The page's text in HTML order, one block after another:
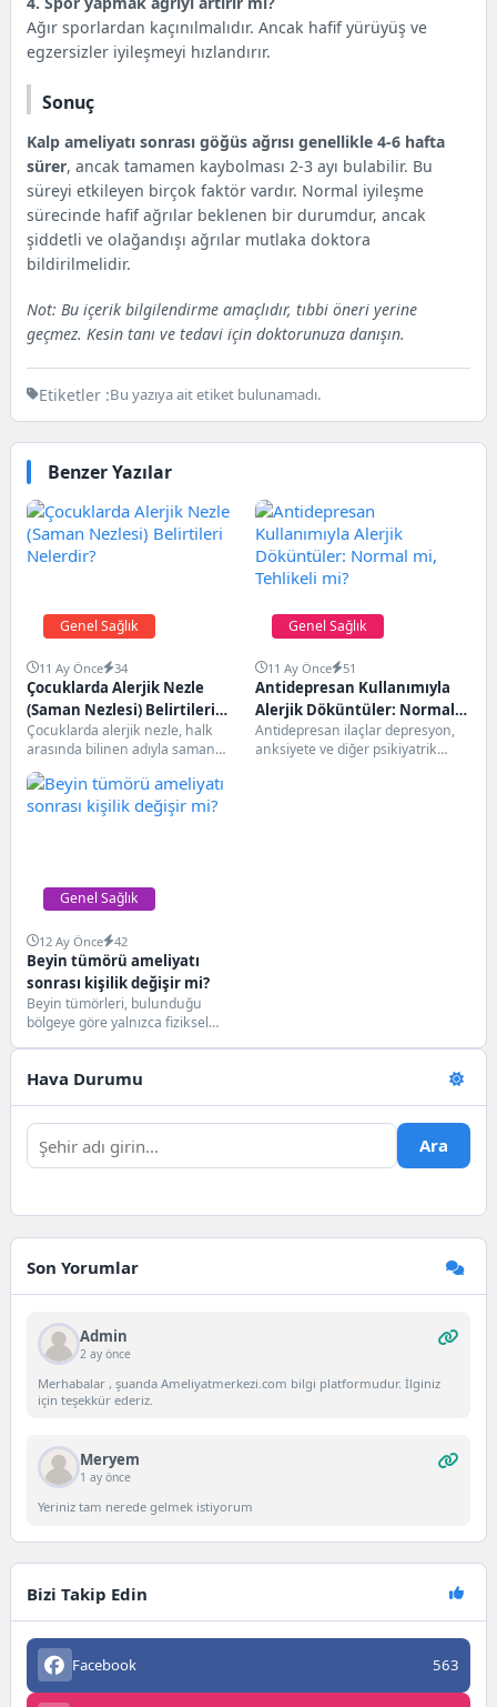
Ağır sporlardan kaçınılmalıdır. Ancak hafif yürüyüş ve
egzersizler iyileşmeyi hızlandırır.
Sonuç
Kalp ameliyatı sonrası göğüs ağrısı genellikle 4-6 hafta
sürer, ancak tamamen kaybolması 2-3 ayı bulabilir. Bu
süreyi etkileyen birçok faktör vardır. Normal iyileşme
sürecinde hafif ağrılar beklenen bir durumdur, ancak
şiddetli ve olağandışı ağrılar mutlaka doktora
bildirilmelidir.
Not: Bu içerik bilgilendirme amaçlıdır, tıbbi öneri yerine
geçmez. Kesin tanı ve tedavi için doktorunuza danışın.
Etiketler :Bu yazıya ait etiket bulunamadı.
Benzer Yazılar
Genel Sağlık
11 Ay Önce 34
Çocuklarda Alerjik Nezle
(Saman Nezlesi) Belirtileri
Nelerdir?
Çocuklarda alerjik nezle, halk
arasında bilinen adıyla saman
nezlesi, bağışıklık sisteminin
polen, toz ve hayvan...
Genel Sağlık
11 Ay Önce 51
Antidepresan Kullanımıyla
Alerjik Döküntüler: Normal
mi, Tehlikeli mi?
Antidepresan ilaçlar depresyon,
anksiyete ve diğer psikiyatrik
Genel Sağlık
12 Ay Önce 42
Beyin tümörü ameliyatı
sonrası kişilik değişir mi?
Beyin tümörleri, bulunduğu
bölgeye göre yalnızca fiziksel
Hava Durumu
Ara
Son Yorumlar
Admin
2 ay önce
Merhabalar , şuanda Ameliyatmerkezi.com bilgi platformudur. İlginiz
için teşekkür ederiz.
Meryem
1 ay önce
Yeriniz tam nerede gelmek istiyorum
Bizi Takip Edin
Facebook 563